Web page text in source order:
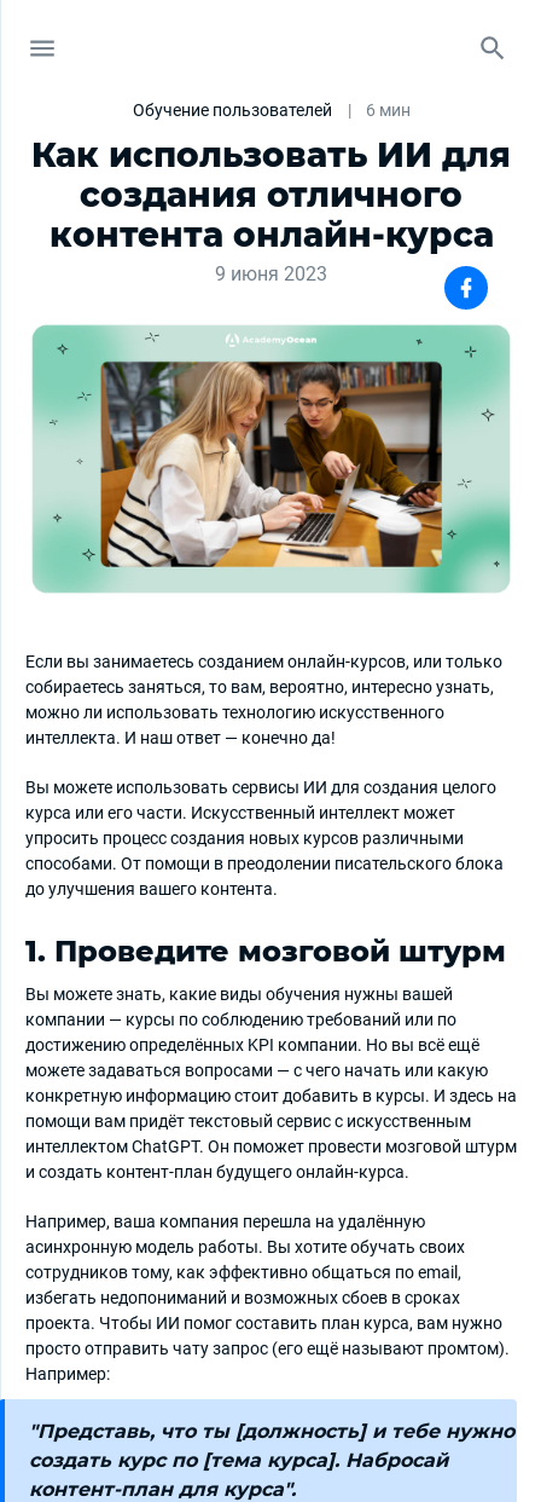
Обучение пользователей | 6 мин
Как использовать ИИ для
создания отличного
контента онлайн-курса
9 июня 2023
Если вы занимаетесь созданием онлайн-курсов, или только
собираетесь заняться, то вам, вероятно, интересно узнать,
можно ли использовать технологию искусственного
интеллекта. И наш ответ — конечно да!
Вы можете использовать сервисы ИИ для создания целого
курса или его части. Искусственный интеллект может
упросить процесс создания новых курсов различными
способами. От помощи в преодолении писательского блока
до улучшения вашего контента.
1. Проведите мозговой штурм
Вы можете знать, какие виды обучения нужны вашей
компании — курсы по соблюдению требований или по
достижению определённых KPI компании. Но вы всё ещё
можете задаваться вопросами — с чего начать или какую
конкретную информацию стоит добавить в курсы. И здесь на
помощи вам придёт текстовый сервис с искусственным
интеллектом ChatGPT. Он поможет провести мозговой штурм
и создать контент-план будущего онлайн-курса.
Например, ваша компания перешла на удалённую
асинхронную модель работы. Вы хотите обучать своих
сотрудников тому, как эффективно общаться по email,
избегать недопониманий и возможных сбоев в сроках
проекта. Чтобы ИИ помог составить план курса, вам нужно
просто отправить чату запрос (его ещё называют промтом).
Например:
"Представь, что ты [должность] и тебе нужно
создать курс по [тема курса]. Набросай
контент-план для курса".